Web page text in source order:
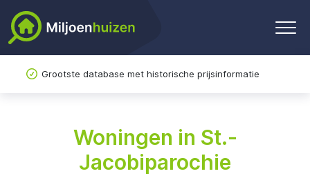
Grootste database met historische prijsinformatie
Woningen in St.-
Jacobiparochie